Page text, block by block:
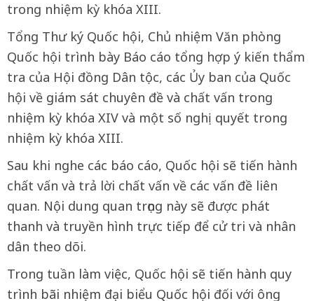
trong nhiệm kỳ khóa XIII.
Tổng Thư ký Quốc hội, Chủ nhiệm Văn phòng
Quốc hội trình bày Báo cáo tổng hợp ý kiến thẩm
tra của Hội đồng Dân tộc, các Ủy ban của Quốc
hội về giám sát chuyên đề và chất vấn trong
nhiệm kỳ khóa XIV và một số nghị quyết trong
nhiệm kỳ khóa XIII.
Sau khi nghe các báo cáo, Quốc hội sẽ tiến hành
chất vấn và trả lời chất vấn về các vấn đề liên
quan. Nội dung quan trọng này sẽ được phát
thanh và truyền hình trực tiếp để cử tri và nhân
dân theo dõi.
Trong tuần làm việc, Quốc hội sẽ tiến hành quy
trình bãi nhiệm đại biểu Quốc hội đối với ông